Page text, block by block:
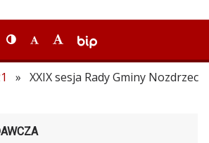
» XXIX sesja Rady Gminy Nozdrzec